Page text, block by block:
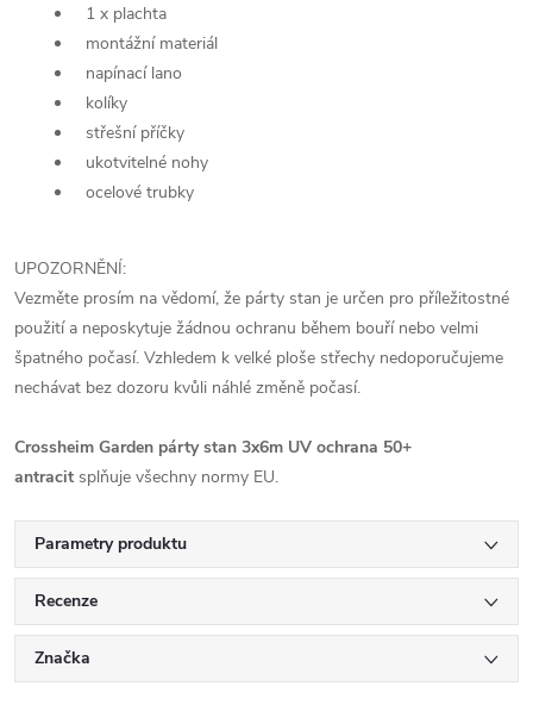
1 x plachta
montážní materiál
napínací lano
kolíky
střešní příčky
ukotvitelné nohy
ocelové trubky
UPOZORNĚNÍ:
Vezměte prosím na vědomí, že párty stan je určen pro příležitostné
použití a neposkytuje žádnou ochranu během bouří nebo velmi
špatného počasí. Vzhledem k velké ploše střechy nedoporučujeme
nechávat bez dozoru kvůli náhlé změně počasí.
Crossheim Garden párty stan 3x6m UV ochrana 50+
antracit splňuje všechny normy EU.
Parametry produktu
Recenze
Značka